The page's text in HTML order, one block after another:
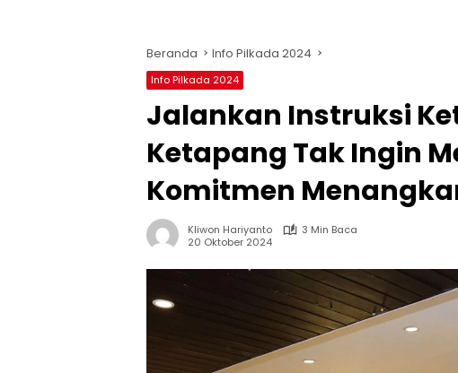
Beranda Info Pilkada 2024
Info Pilkada 2024
Jalankan Instruksi
Ketapang Tak Ingin
Komitmen
Kliwon Hariyanto
3 Min Baca
20 Oktober 2024